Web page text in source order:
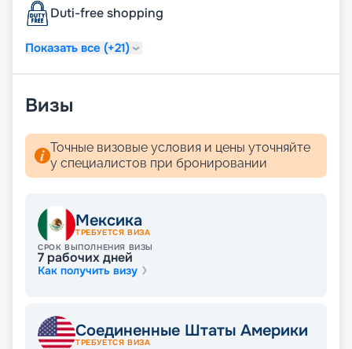
Duti-free shopping
Показать все (+21)
Визы
Точные визовые условия и цены уточняйте
у специалистов при бронировании
Мексика
ТРЕБУЕТСЯ ВИЗА
СРОК ВЫПОЛНЕНИЯ ВИЗЫ
7 рабочих дней
Как получить визу
Соединенные Штаты Америки
ТРЕБУЕТСЯ ВИЗА